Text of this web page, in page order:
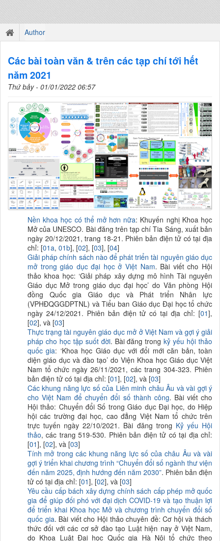
Author
Các bài toàn văn & trên các tạp chí tới hết
năm 2021
Thứ bảy - 01/01/2022 06:57
Nềnkhoa học có thể mở hơn nữa: Khuyến nghị Khoa học
Mở của UNESCO. Bài đăng trên tạp chí Tia Sáng, xuất bản
ngày 20/12/2021, trang 18-21. Phiên bản điện tử có tại địa
chỉ: [01a, 01b], [02], [03], [04]
Giải pháp chính sách nào để phát triển tài nguyên giáo dục
mở trong giáo dục đại học ở Việt Nam. Bài viết cho Hội
thảo khoa học: ‘Giải pháp xây dựng mô hình Tài nguyên
Giáo dục Mở trong giáo dục đại học’ do Văn phòng Hội
đồng Quốc gia Giáo dục và Phát triển Nhân lực
(VPHĐQGGDPTNL) và Tiểu ban Giáo dục Đại học tổ chức
ngày 24/12/2021. Phiên bản điện tử có tại địa chỉ: [01],
[02], và [03]
Thực trạng tài nguyên giáo dục mở ở Việt Nam và gợi ý giải
pháp cho học tập suốt đời. Bài đăng trongkỷ yếu hội thảo
quốc gia: ‘Khoa học Giáo dục với đổi mới căn bản, toàn
diện giáo dục và đào tạo’ do Viện Khoa học Giáo dục Việt
Nam tổ chức ngày 26/11/2021, các trang 304-323. Phiên
bản điện tử có tại địa chỉ: [01], [02], và [03]
Các khung năng lực số của Liên minh châu Âu và vài gợi ý
cho Việt Nam để chuyển đổi số thành công. Bài viết cho
Hội thảo: Chuyển đổi Số trong Giáo dục Đại học, do Hiệp
hội các trường đại học, cao đẳng Việt Nam tổ chức trên
trực tuyến ngày 22/10/2021. Bài đăng trong Kỷ yếu Hội
thảo, các trang 519-530. Phiên bản điện tử có tại địa chỉ:
[01], [02], và [03]
Tính mở trong các khung năng lực số của châu Âu và vài
gợi ý triển khai chương trình “Chuyển đổi số ngành thư viện
đến năm 2025, định hướng đến năm 2030”. Phiên bản điện
tử có tại địa chỉ: [01], [02], và [03]
Yêu cầu cấp bách xây dựng chính sách cấp phép mở quốc
gia để giúp đối phó với đại dịch COVID-19 và tạo thuận lợi
để triển khai Khoa học Mở và chương trình chuyển đổi số
quốc gia. Bài viết cho Hội thảo chuyên đề: Cơ hội và thách
thức đối với các cơ sở đào tạo Luật hiện nay ở Việt Nam,
do Khoa Luật Đại học Quốc gia Hà Nội tổ chức theo